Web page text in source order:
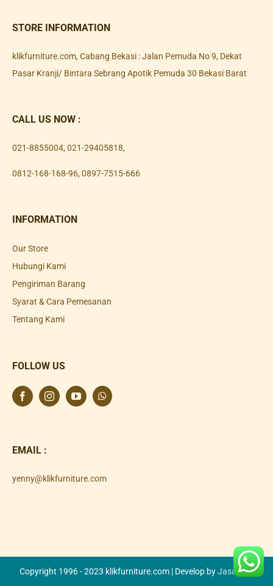
STORE INFORMATION
klikfurniture.com, Cabang Bekasi : Jalan Pemuda No 9, Dekat
Pasar Kranji/ Bintara Sebrang Apotik Pemuda 30 Bekasi Barat
CALL US NOW :
021-8855004, 021-29405818,
0812-168-168-96, 0897-7515-666
INFORMATION
Our Store
Hubungi Kami
Pengiriman Barang
Syarat & Cara Pemesanan
Tentang Kami
FOLLOW US
EMAIL :
yenny@klikfurniture.com
Copyright 1996 - 2023 klikfurniture.com | Develop byJasa SEO